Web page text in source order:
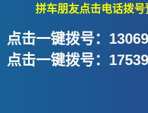
拼车朋友点击电话拨号
点击一键拨号：
点击一键拨号：